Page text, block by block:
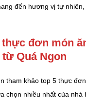
đến hương vị tự
đơn món
Quá Ngon
tham khảo top 5 thực
chọn nhiều nhất của nhà